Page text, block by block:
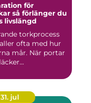
för
du
livslängd
torkprocess
ofta med hur
mår. När portar
31. jul